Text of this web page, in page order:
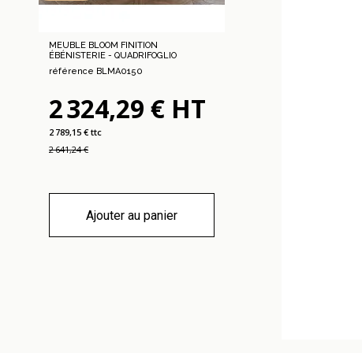
MEUBLE BLOOM FINITION
ÉBÉNISTERIE - QUADRIFOGLIO
référence BLMA0150
2 324,29 € HT
2 789,15 € ttc
2 641,24 €
Ajouter au panier